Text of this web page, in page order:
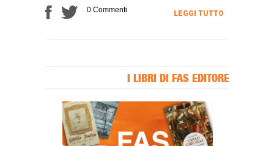
0 Commenti LEGGI TUTTO
I LIBRI DI FAS EDITORE